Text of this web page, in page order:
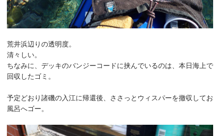
荒井浜辺りの透明度。
清々しい。
ちなみに、デッキのバンジーコードに挟んでいるのは、本日海上で
回収したゴミ。
予定どおり諸磯の入江に帰還後、ささっとウィスパーを撤収してお
風呂へゴー。